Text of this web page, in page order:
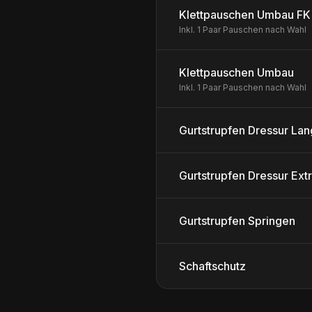
Klettpauschen Umbau FK
Inkl. 1 Paar Pauschen nach Wahl
Klettpauschen Umbau
Inkl. 1 Paar Pauschen nach Wahl
Gurtstrupfen Dressur
Gurtstrupfen Dressur
Gurtstrupfen Springen
Schaftschutz